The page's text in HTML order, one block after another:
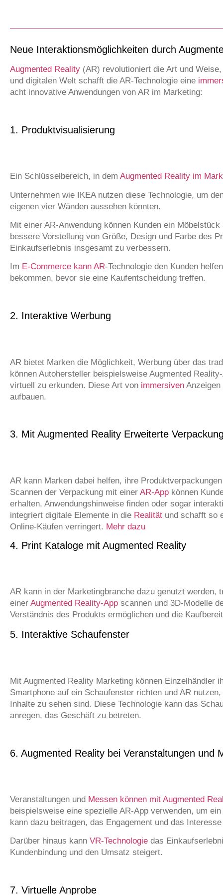
Neue Interaktionsmöglichkeiten durch
Augmented Reality (AR) revolutioniert die Art und
und digitalen Welt schafft die AR-Technologie eine
acht innovative Anwendungen von AR im Marketing:
1. Produktvisualisierung
Ein Schlüsselbereich, in dem Augmented Reality im
Unternehmen wie IKEA nutzen diese Technologie, um
eigenen vier Wänden aussehen könnten.
Mit einer AR-Anwendung können Kunden ein
bessere Vorstellung von Größe, Design und Farbe des
Einkaufserlebnis insgesamt zu verbessern.
Im E-Commerce kann AR-Technologie den Kunden
bekommen, bevor sie eine Kaufentscheidung treffen.
2. Interaktive Werbung
AR bietet Marken die Möglichkeit, Werbung über das
können Autohersteller beispielsweise Augmented
virtuell zu erkunden. Diese Art von immersiven
aufbauen.
3. Mit Augmented Reality Erweiterte
AR kann Marken dabei helfen, ihre
Scannen der Verpackung mit einer AR-App können
erhalten, Anwendungshinweise finden oder sogar
integriert digitale Elemente in die Realität und schafft so
Online-Käufen verringert. Mehr dazu
4. Print Kataloge mit Augmented Reality
AR kann in der Marketingbranche dazu genutzt werden,
einer Augmented Reality-App scannen und 3D-Modelle
Verständnis des Produkts ermöglichen und die
5. Interaktive Schaufenster
Mit Augmented Reality Marketing können Einzelhändler
Smartphone auf ein Schaufenster richten und AR
Inhalte zu sehen sind. Diese Technologie kann das
anregen, das Geschäft zu betreten.
6. Augmented Reality bei Veranstaltungen und
Veranstaltungen und Messen können mit Augmented
beispielsweise eine spezielle AR-App verwenden, um
kann dazu beitragen, das Engagement und das
Darüber hinaus kann VR-Technologie das
Kundenbindung und den Umsatz steigert.
7. Virtuelle Anprobe